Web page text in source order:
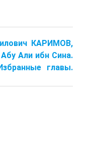
КАРИМОВ,
Али ибн Сина.
главы.